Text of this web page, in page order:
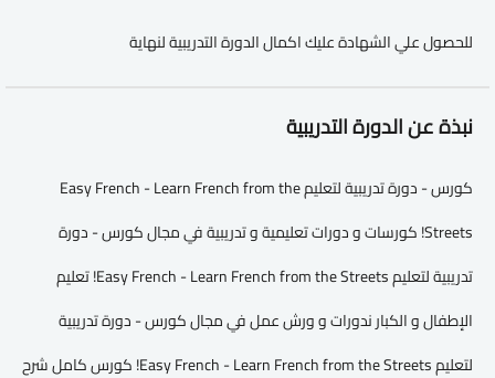
للحصول علي الشهادة عليك اكمال الدورة التدريبية لنهاية
نبذة عن الدورة التدريبية
كورس - دورة تدريبية لتعليم Easy French - Learn French from the
Streets! كورسات و دورات تعليمية و تدريبية في مجال كورس - دورة
تدريبية لتعليم Easy French - Learn French from the Streets! تعليم
الإطفال و الكبار ندورات و ورش عمل في مجال كورس - دورة تدريبية
لتعليم Easy French - Learn French from the Streets! كورس كامل شرح